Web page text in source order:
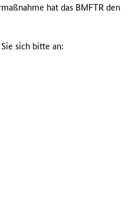
hat das BMFTR den
sich bitte an: